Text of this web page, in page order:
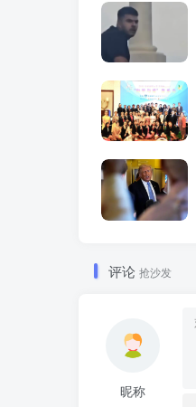
评论 抢沙发
昵称